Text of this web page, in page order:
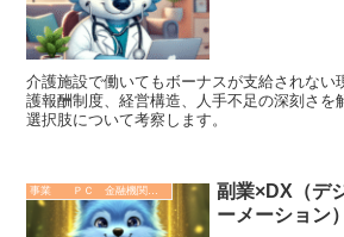
介護施設で働いてもボーナスが支給されない
護報酬制度、経営構造、人手不足の深刻さを
選択肢について考察します。
事業 ＰＣ 金融機関 その他
副業×DX（デ
ーメーション